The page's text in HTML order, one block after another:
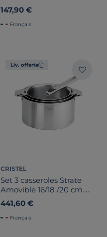
147,90 €
Français
Liv. offerte
CRISTEL
Set 3 casseroles Strate
Amovible 16/18 /20 cm
avec poignée inox
441,60 €
Français